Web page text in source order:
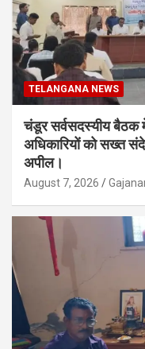
TELANGANA NEWS
चंडूर सर्वसदस्यीय बैठक
अधिकारियों को सख्त
अपील।
August 7, 2026